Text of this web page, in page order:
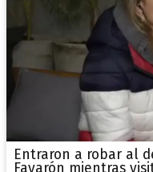
Entraron a robar al
Favarón mientras